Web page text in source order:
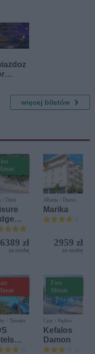
2026
więcej biletów
/ Diani
&
by
6389 zł
za osobę
Albania / Durres
Marika
2959 zł
za osobę
/ Terrasini
First
Minute
Cypr / Paphos
Kefalos
Damon